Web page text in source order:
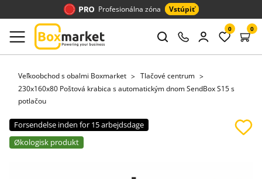
Profesionálna zóna Vstúpiť
0 0
Veľkoobchod s obalmi Boxmarket
Tlačové centrum
230x160x80 Poštová krabica s automatickým dnom SendBox S15 s
potlačou
Forsendelse inden for 15 arbejdsdage
Økologisk produkt